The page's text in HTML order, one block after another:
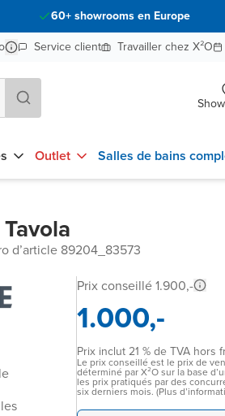
60+ showrooms en Europe
Service client Travailler chez X²O
Outlet Salles de bains
d’article 89204_83573
Prix conseillé 1.900,-
1.000,-
Prix inclut 21 % de TVA hors
Le prix conseillé est le prix de
déterminé par X²O sur la base
les prix pratiqués par des
six derniers mois. (Plus